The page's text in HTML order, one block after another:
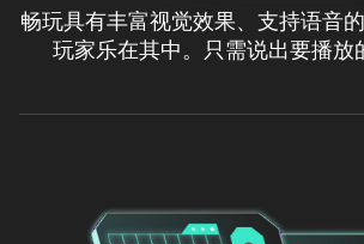
畅玩具有丰富视觉效果、支持语音
玩家乐在其中。只需说出要播放